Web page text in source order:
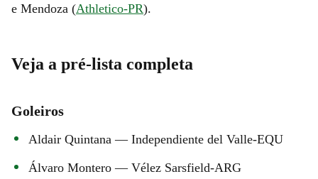
e Mendoza (Athletico-PR).
Veja a pré-lista completa
Goleiros
Aldair Quintana — Independiente del Valle-EQU
Álvaro Montero — Vélez Sarsfield-ARG